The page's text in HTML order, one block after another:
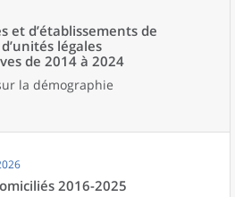
et d’établissements de
légales
de 2014 à 2024
la démographie
2016-2025